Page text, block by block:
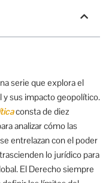
serie que explora el
y sus impacto geopolítico.
consta de diez
analizar cómo las
entrelazan con el poder
lo jurídico para
El Derecho siempre